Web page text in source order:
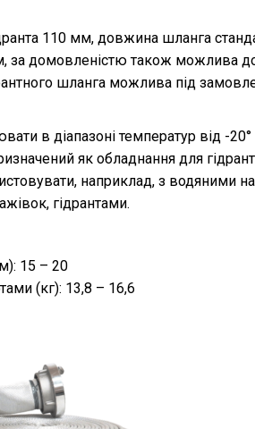
110 мм, довжина шланга
за домовленістю також можлива
шланга можлива під
в діапазоні температур від -20°
як обладнання для
наприклад, з водяними
гідрантами.
15 – 20
(кг): 13,8 – 16,6